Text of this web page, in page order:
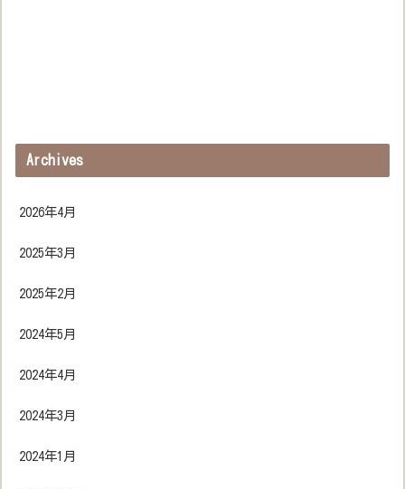
Archives
2026年4月
2025年3月
2025年2月
2024年5月
2024年4月
2024年3月
2024年1月